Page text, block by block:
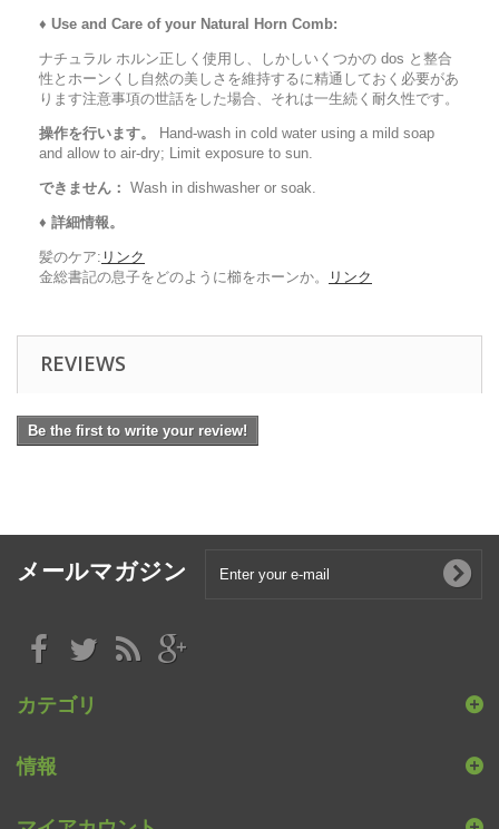
♦ Use and Care of your Natural Horn Comb:
ナチュラル ホルン正しく使用し、しかしいくつかの dos と整合
性とホーンくし自然の美しさを維持するに精通しておく必要があ
ります注意事項の世話をした場合、それは一生続く耐久性です。
操作を行います。
Hand-wash in cold water using a mild soap
and allow to air-dry; Limit exposure to sun.
できません： Wash in dishwasher or soak.
♦ 詳細情報。
髪のケア: リンク
金総書記の息子をどのように櫛をホーンか。
リンク
REVIEWS
Be the first to write your review!
メールマガジン
カテゴリ
情報